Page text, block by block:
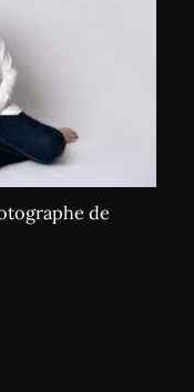
de